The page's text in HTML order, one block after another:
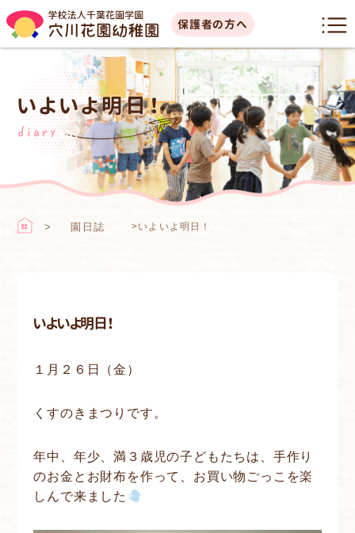
保護者の方へ
いよいよ明日！
diary
園日誌 >いよいよ明日！
いよいよ明日！
１月２６日（金）
くすのきまつりです。
年中、年少、満３歳児の子どもたちは、手作り
のお金とお財布を作って、お買い物ごっこを楽
しんで来ました